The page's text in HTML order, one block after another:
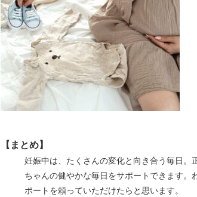
【まとめ】
妊娠中は、たくさんの変化と向き合う毎日。
ちゃんの健やかな毎日をサポートできます
ポートを頼っていただけたらと思います。